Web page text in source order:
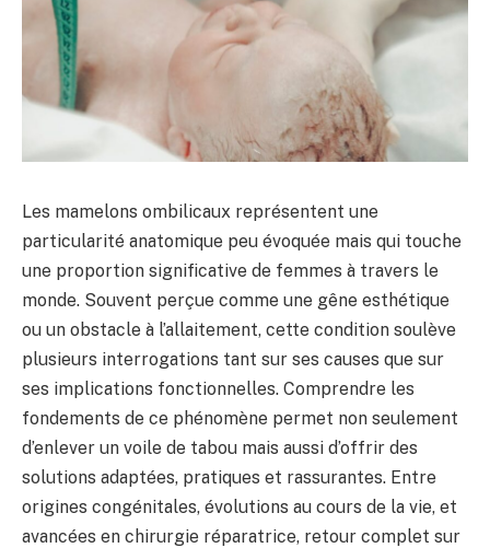
Les mamelons ombilicaux représentent une
particularité anatomique peu évoquée mais qui touche
une proportion significative de femmes à travers le
monde. Souvent perçue comme une gêne esthétique
ou un obstacle à l’allaitement, cette condition soulève
plusieurs interrogations tant sur ses causes que sur
ses implications fonctionnelles. Comprendre les
fondements de ce phénomène permet non seulement
d’enlever un voile de tabou mais aussi d’offrir des
solutions adaptées, pratiques et rassurantes. Entre
origines congénitales, évolutions au cours de la vie, et
avancées en chirurgie réparatrice, retour complet sur